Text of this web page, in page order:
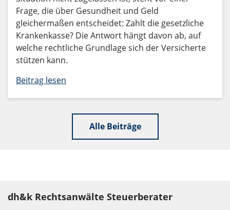
Frage, die über Gesundheit und Geld
gleichermaßen entscheidet: Zahlt die gesetzliche
Krankenkasse? Die Antwort hängt davon ab, auf
welche rechtliche Grundlage sich der Versicherte
stützen kann.
Beitrag lesen
Alle Beiträge
dh&k Rechtsanwälte Steuerberater